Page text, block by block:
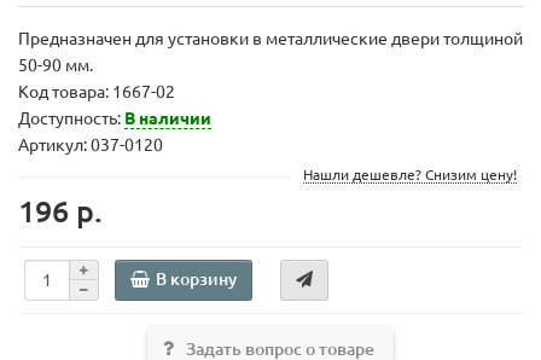
Предназначен для установки в металлические двери толщиной
50-90 мм.
Код товара: 1667-02
Доступность: В наличии
Артикул: 037-0120
Нашли дешевле? Снизим цену!
196 р.
В корзину
Задать вопрос о товаре